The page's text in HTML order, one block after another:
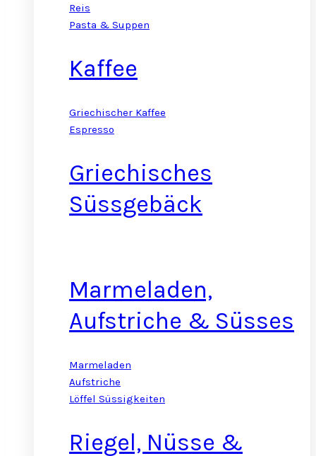
Reis
Pasta & Suppen
Kaffee
Griechischer Kaffee
Espresso
Griechisches
Süssgebäck
Marmeladen,
Aufstriche & Süsses
Marmeladen
Aufstriche
Löffel Süssigkeiten
Riegel, Nüsse &